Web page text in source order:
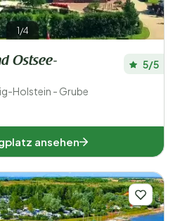
1/4
Ostsee-
Holstein - Grube
5/5
ansehen